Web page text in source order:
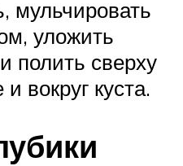
мульчировать
уложить
полить сверху
вокруг куста.